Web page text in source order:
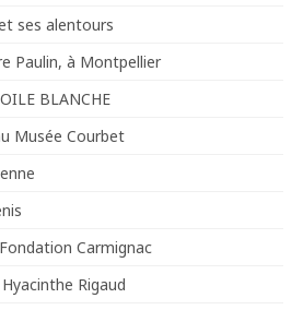
ses alentours
Paulin, à Montpellier
BLANCHE
Musée Courbet
Carmignac
Rigaud